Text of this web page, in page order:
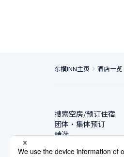
东横INN主页 酒店一览
搜索空房/预订住宿
团体・集体预订
精选